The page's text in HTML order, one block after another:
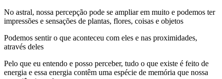
No astral, nossa percepção pode se ampliar em muito e podemos ter
impressões e sensações de plantas, flores, coisas e objetos
Podemos sentir o que aconteceu com eles e nas proximidades,
através deles
Pelo que eu entendo e posso perceber, tudo o que existe é feito de
energia e essa energia contêm uma espécie de memória que nossa